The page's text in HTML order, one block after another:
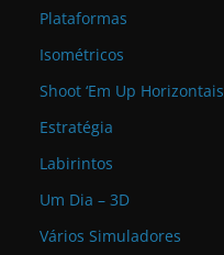
Plataformas
Isométricos
Shoot ‘Em Up Horizontais
Estratégia
Labirintos
Um Dia – 3D
Vários Simuladores